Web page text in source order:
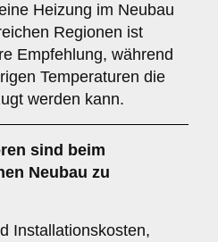
Heizung im Neubau
Regionen ist
Empfehlung, während
Temperaturen die
werden kann.
sind beim
Neubau zu
Installationskosten,